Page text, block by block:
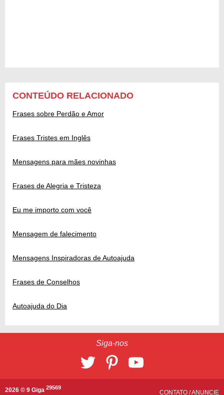
CONTEÚDO RELACIONADO
Frases sobre Perdão e Amor
Frases Tristes em Inglês
Mensagens para mães novinhas
Frases de Alegria e Tristeza
Eu me importo com você
Mensagem de falecimento
Mensagens Inspiradoras de Autoajuda
Frases de Conselhos
Autoajuda do Dia
Siga-nos
2026 © 9 Giga 29569
CONTATO /ANUNCIE